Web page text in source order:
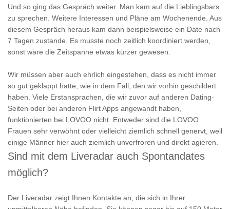
Und so ging das Gespräch weiter. Man kam auf die Lieblingsbars
zu sprechen. Weitere Interessen und Pläne am Wochenende. Aus
diesem Gespräch heraus kam dann beispielsweise ein Date nach
7 Tagen zustande. Es musste noch zeitlich koordiniert werden,
sonst wäre die Zeitspanne etwas kürzer gewesen.
Wir müssen aber auch ehrlich eingestehen, dass es nicht immer
so gut geklappt hatte, wie in dem Fall, den wir vorhin geschildert
haben. Viele Erstansprachen, die wir zuvor auf anderen Dating-
Seiten oder bei anderen Flirt Apps angewandt haben,
funktionierten bei LOVOO nicht. Entweder sind die LOVOO
Frauen sehr verwöhnt oder vielleicht ziemlich schnell genervt, weil
einige Männer hier auch ziemlich unverfroren und direkt agieren.
Sind mit dem Liveradar auch Spontandates
möglich?
Der Liveradar zeigt Ihnen Kontakte an, die sich in Ihrer